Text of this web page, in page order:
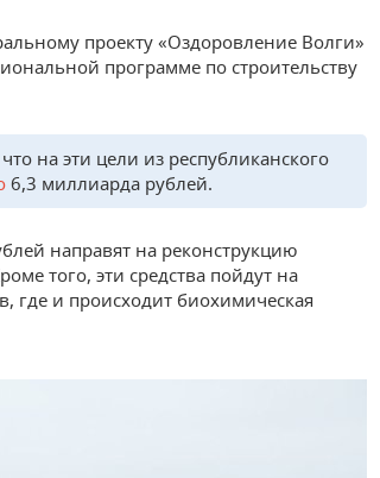
проекту «Оздоровление Волги»
программе по строительству
на эти цели из республиканского
6,3 миллиарда рублей.
направят на реконструкцию
того, эти средства пойдут на
где и происходит биохимическая